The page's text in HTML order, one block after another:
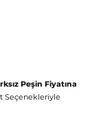
Peşin Fiyatına
Seçenekleriyle